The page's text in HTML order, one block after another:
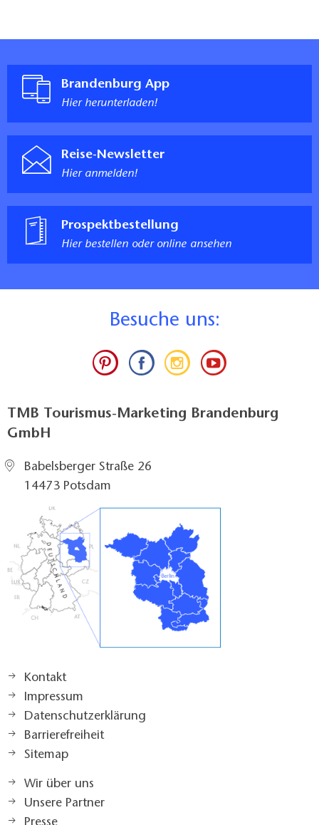
Brandenburg App
Hier herunterladen!
Reise-Newsletter
Hier anmelden!
Prospektbestellung
Hier bestellen oder online ansehen
Besuche uns:
TMB Tourismus-Marketing Brandenburg
GmbH
Babelsberger Straße 26
14473 Potsdam
Kontakt
Impressum
Datenschutzerklärung
Barrierefreiheit
Sitemap
Wir über uns
Unsere Partner